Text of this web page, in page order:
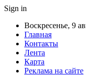
Sign in
Воскресенье, 9
Главная
Контакты
Лента
Карта
Реклама на сайте